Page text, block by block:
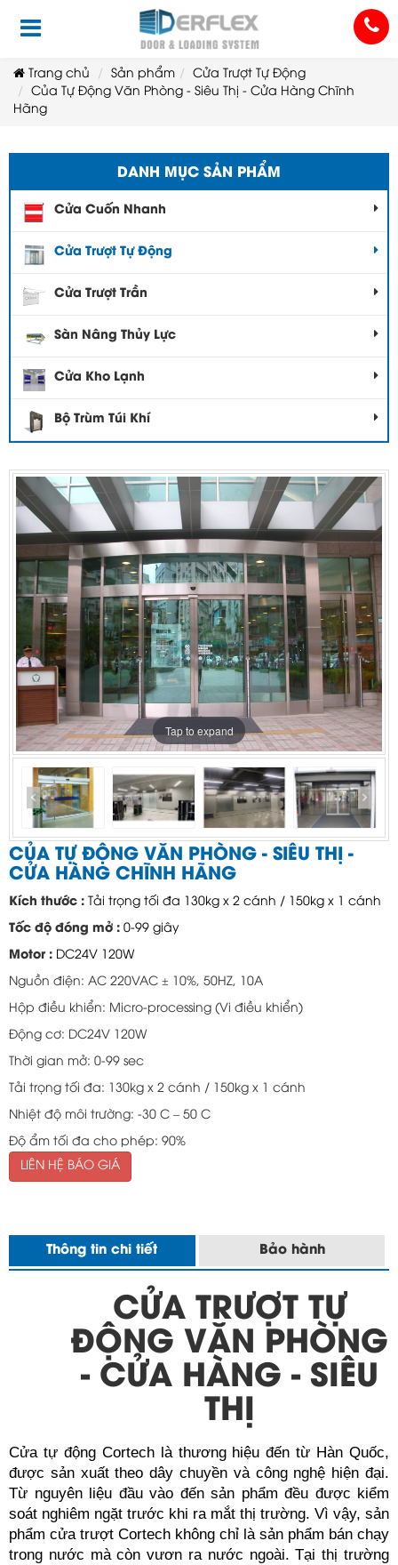
Trang chủ Sản phẩm
Cửa Trượt Tự Động
Của Tự Động Văn Phòng - Siêu Thị - Cửa Hàng Chĩnh
Hãng
DANH MỤC SẢN PHẨM
Cửa Cuốn Nhanh
Cửa Trượt Tự Động
Cửa Trượt Trần
Sàn Nâng Thủy Lực
Cửa Kho Lạnh
Bộ Trùm Túi Khí
Tap to expand
CỦA TỰ ĐỘNG VĂN PHÒNG - SIÊU THỊ -
CỬA HÀNG CHĨNH HÃNG
Kích thước : Tải trọng tối đa 130kg x 2 cánh / 150kg x 1 cánh
Tốc độ đóng mở : 0-99 giây
Motor : DC24V 120W
Nguồn điện: AC 220VAC ± 10%, 50HZ, 10A
Hộp điều khiển: Micro-processing (Vi điều khiển)
Động cơ: DC24V 120W
Thời gian mở: 0-99 sec
Tải trọng tối đa: 130kg x 2 cánh / 150kg x 1 cánh
Nhiệt độ môi trường: -30 C – 50 C
Độ ẩm tối đa cho phép: 90%
LIÊN HỆ BÁO GIÁ
Thông tin chi tiết Bảo hành
CỬA TRƯỢT TỰ
ĐỘNG VĂN PHÒNG
- CỬA HÀNG - SIÊU
THỊ
Cửa tự động Cortech là thương hiệu đến từ Hàn Quốc,
được sản xuất theo dây chuyền và công nghệ hiện đại.
Từ nguyên liệu đầu vào đến sản phẩm đều được kiểm
soát nghiêm ngặt trước khi ra mắt thị trường. Vì vậy, sản
phẩm cửa trượt Cortech không chỉ là sản phẩm bán chạy
trong nước mà còn vươn ra nước ngoài. Tại thị trường